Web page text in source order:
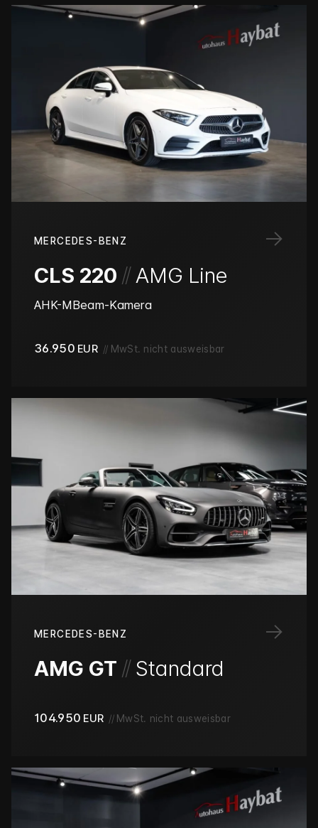
→
MERCEDES-BENZ
CLS 220 // AMG Line
AHK-MBeam-Kamera
36.950 EUR // MwSt. nicht ausweisbar
→
MERCEDES-BENZ
AMG GT // Standard
104.950 EUR // MwSt. nicht ausweisbar